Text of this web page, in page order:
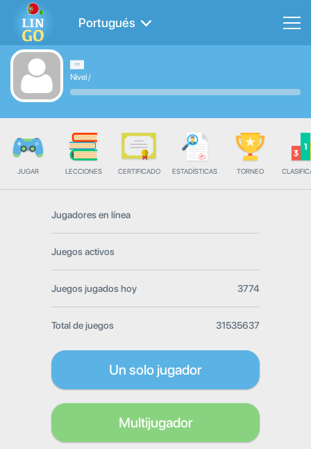
Portugués
Nivel/
JUGAR LECCIONES CERTIFICADO ESTADÍSTICAS TORNEO
Jugadores en línea
Juegos activos
Juegos jugados hoy 3774
Total de juegos 31535637
Un solo jugador
Multijugador